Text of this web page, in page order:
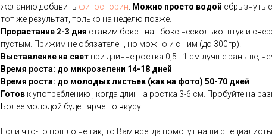
желанию добавить фитоспорин. Можно просто водой сбрызнуть
тот же результат, только на неделю позже.
Прорастание 2-3 дня ставим бокс - на - бокс несколько штук и
пустым. Прижим не обязателен, но можно и с ним (до 300гр).
Выставление на свет при длинне ростка 0,5 - 1 см лучше раньше,
Время роста: до микрозелени 14-18 дней
Время роста: до молодых листьев (как на фото) 50-70 дней
Готов к употреблению , когда длинна ростка 3-6 см. Пробуйте на
Более молодой будет ярче по вкусу.
Если что-то пошло не так, то Вам всегда помогут наши